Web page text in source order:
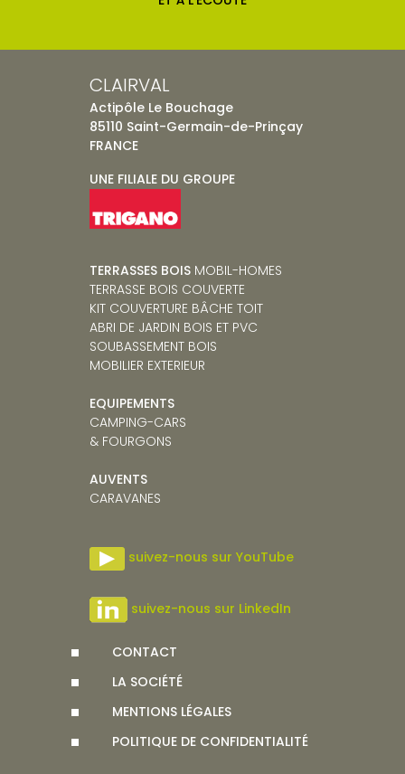
CLAIRVAL
Actipôle Le Bouchage
85110 Saint-Germain-de-Prinçay
FRANCE
UNE FILIALE DU GROUPE
TERRASSES BOIS MOBIL-HOMES
TERRASSE BOIS COUVERTE
KIT COUVERTURE BÂCHE TOIT
ABRI DE JARDIN BOIS ET PVC
SOUBASSEMENT BOIS
MOBILIER EXTERIEUR
EQUIPEMENTS
CAMPING-CARS
& FOURGONS
AUVENTS
CARAVANES
suivez-nous sur YouTube
suivez-nous sur LinkedIn
CONTACT
LA SOCIÉTÉ
MENTIONS LÉGALES
POLITIQUE DE CONFIDENTIALITÉ